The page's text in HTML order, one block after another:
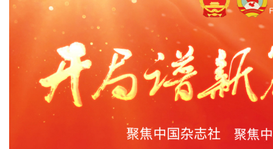
习近平同美国总统拜登举行中美元首会晤
融古汇今护光明，凝心聚力启新程——中医眼科传
“自在合伙人计划”品牌交流会成功举办
孩子沉迷手机背后的真相，家长们你们知道吗？
重庆市政协六届三次会议闭幕 市委书记袁家军出席